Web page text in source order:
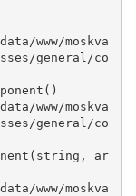
general/co
general/co
ar